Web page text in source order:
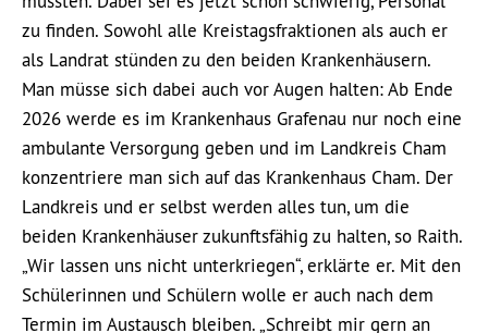
zu finden. Sowohl alle Kreistagsfraktionen als auch er
als Landrat stünden zu den beiden Krankenhäusern.
Man müsse sich dabei auch vor Augen halten: Ab Ende
2026 werde es im Krankenhaus Grafenau nur noch eine
ambulante Versorgung geben und im Landkreis Cham
konzentriere man sich auf das Krankenhaus Cham. Der
Landkreis und er selbst werden alles tun, um die
beiden Krankenhäuser zukunftsfähig zu halten, so Raith.
„Wir lassen uns nicht unterkriegen“, erklärte er. Mit den
Schülerinnen und Schülern wolle er auch nach dem
Termin im Austausch bleiben. „Schreibt mir gern an